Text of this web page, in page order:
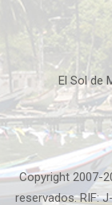
El Sol de
Copyright 2007-
reservados. RIF: